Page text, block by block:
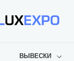
ВЫВЕСКИ